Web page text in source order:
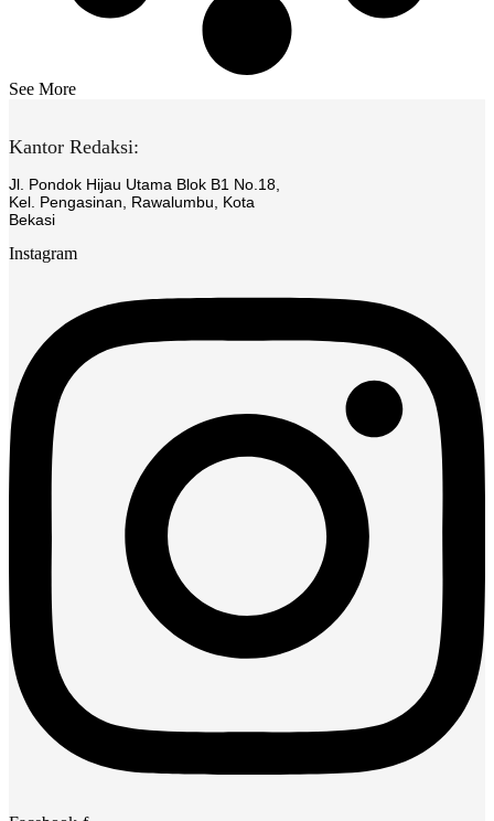
See More
Kantor Redaksi:
Jl. Pondok Hijau Utama Blok B1 No.18,
Kel. Pengasinan, Rawalumbu, Kota
Bekasi
Instagram